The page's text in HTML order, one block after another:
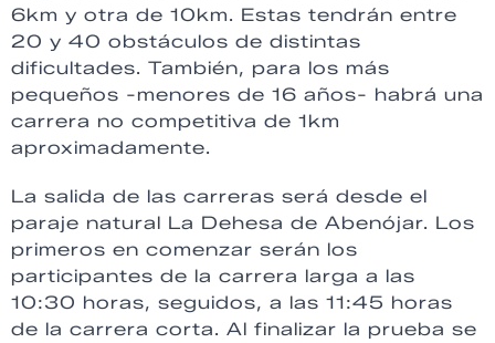
6km y otra de 10km. Estas tendrán entre
20 y 40 obstáculos de distintas
dificultades. También, para los más
pequeños -menores de 16 años- habrá una
carrera no competitiva de 1km
aproximadamente.
La salida de las carreras será desde el
paraje natural La Dehesa de Abenójar. Los
primeros en comenzar serán los
participantes de la carrera larga a las
10:30 horas, seguidos, a las 11:45 horas
de la carrera corta. Al finalizar la prueba se